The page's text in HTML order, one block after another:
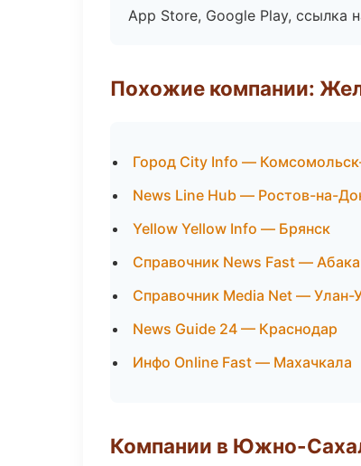
App Store, Google Play, ссылка
Похожие компании:
Город City Info —
News Line Hub — Ростов-на-
Yellow Yellow Info — Брянск
Справочник News Fast —
Справочник Media Net — Улан-
News Guide 24 — Краснодар
Инфо Online Fast — Махачкала
Компании в Южно-